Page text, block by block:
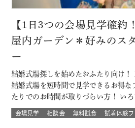
【1日3つの会場見学確約
屋内ガーデン＊好みのス
ー
結婚式場探しを始めたおふたり向け！
結婚式場を短時間で見学できるお得な
たりでのお時間が取りづらい方！ い
い方！ 結婚式のイメージが決まってな
ツアーです☆ 自然の中でアットホーム
会場見学 相談会 無料試食 試着体験